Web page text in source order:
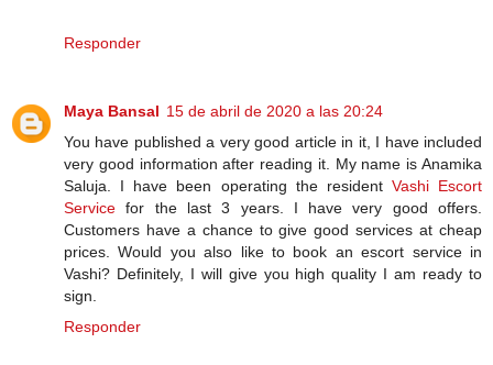
Responder
Maya Bansal 15 de abril de 2020 a las 20:24
You have published a very good article in it, I have included
very good information after reading it. My name is Anamika
Saluja. I have been operating the resident Vashi Escort
Service for the last 3 years. I have very good offers.
Customers have a chance to give good services at cheap
prices. Would you also like to book an escort service in
Vashi? Definitely, I will give you high quality I am ready to
sign.
Responder